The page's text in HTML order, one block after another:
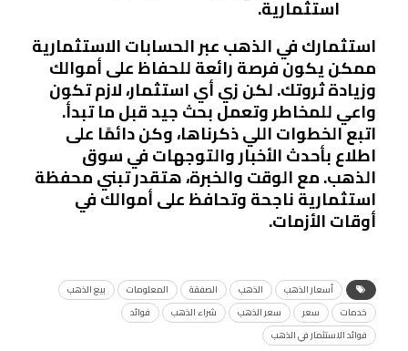
استثمارية.
استثمارك في الذهب عبر الحسابات الاستثمارية
ممكن يكون فرصة رائعة للحفاظ على أموالك
وزيادة ثروتك. لكن زي أي استثمار، لازم تكون
واعي للمخاطر وتعمل بحث جيد قبل ما تبدأ.
اتبع الخطوات اللي ذكرناها، وكن دائمًا على
اطلاع بأحدث الأخبار والتوجهات في سوق
الذهب. مع الوقت والخبرة، هتقدر تبني محفظة
استثمارية ناجحة وتحافظ على أموالك في
أوقات الأزمات.
أسعار الذهب الذهب الصفقة المعلومات
بيع الذهب
خدمات
سعر سعر الذهب شراء الذهب
فوائد
فوائد الاستثمار في الذهب